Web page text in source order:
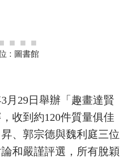
: 圖書館
月29日舉辦「趣畫達賢
收到約120件質量俱佳
、郭宗德與魏利庭三位
和嚴謹評選，所有脫穎